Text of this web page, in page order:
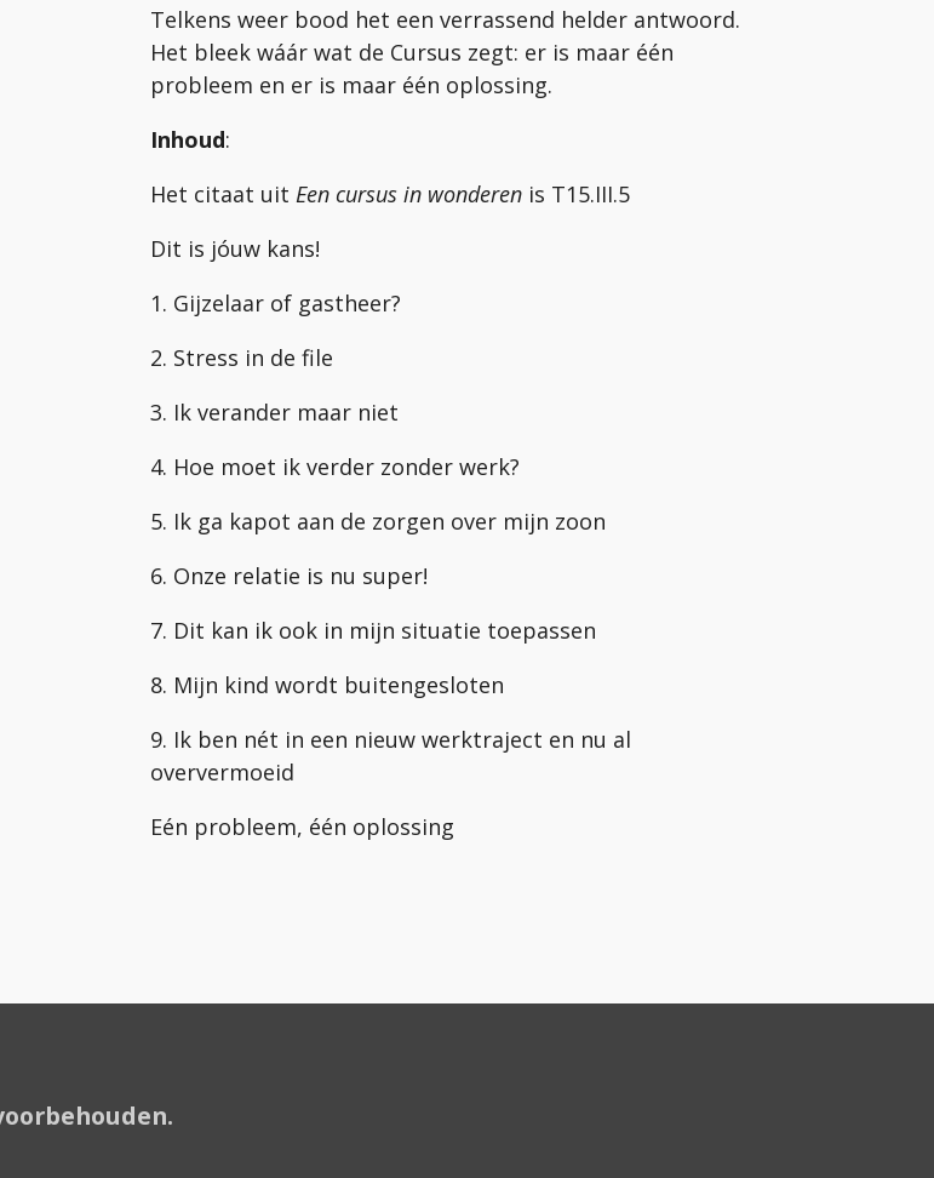
Telkens weer bood het een verrassend helder antwoord.
Het bleek wáár wat de Cursus zegt: er is maar één
probleem en er is maar één oplossing.
Inhoud:
Het citaat uit Een cursus in wonderen is T15.III.5
Dit is jóuw kans!
1. Gijzelaar of gastheer?
2. Stress in de file
3. Ik verander maar niet
4. Hoe moet ik verder zonder werk?
5. Ik ga kapot aan de zorgen over mijn zoon
6. Onze relatie is nu super!
7. Dit kan ik ook in mijn situatie toepassen
8. Mijn kind wordt buitengesloten
9. Ik ben nét in een nieuw werktraject en nu al
oververmoeid
Eén probleem, één oplossing